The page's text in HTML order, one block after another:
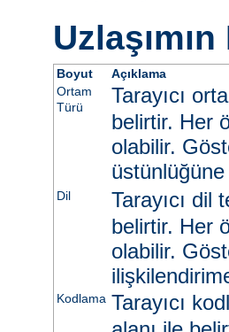
Boyut
Açıklama
Ortam
Türü
Tarayıcı
belirtir. Her
olabilir.
Dil Tarayıcı dil
belirtir. Her
olabilir.
Kodlama Tarayıcı